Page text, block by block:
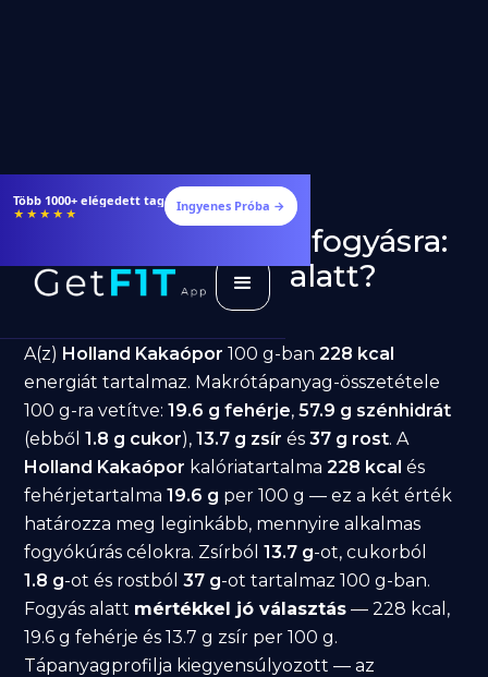
Étrendek, receptek és edzéstervek
★★★★★ Ingyenes Próba →
Holland Kakaópor fogyásra:
jó választás diéta alatt?
A(z) Holland Kakaópor 100 g-ban228 kcal
energiát tartalmaz. Makrótápanyag-összetétele
100 g-ra vetítve:19.6 g fehérje,57.9 g szénhidrát
(ebből1.8 g cukor),13.7 g zsír és37 g rost. A
Holland Kakaópor kalóriatartalma228 kcal és
fehérjetartalma19.6 g per 100 g — ez a két érték
határozza meg leginkább, mennyire alkalmas
fogyókúrás célokra. Zsírból13.7 g-ot, cukorból
1.8 g-ot és rostból37 g-ot tartalmaz 100 g-ban.
Fogyás alatt mértékkel jó választás — 228 kcal,
19.6 g fehérje és 13.7 g zsír per 100 g.
Tápanyagprofilja kiegyensúlyozott — az